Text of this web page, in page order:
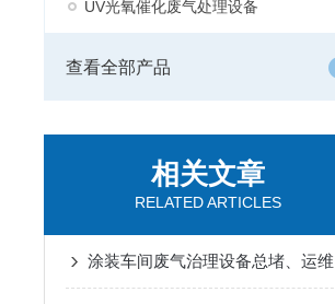
UV光氧催化废气处理设备
查看全部产品
相关文章
RELATED ARTICLES